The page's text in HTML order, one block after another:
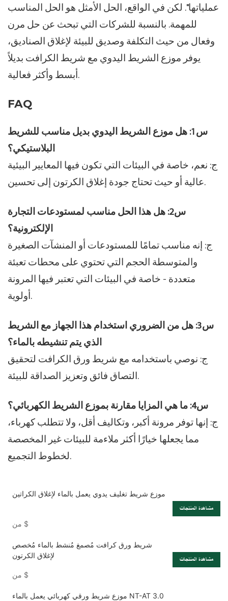
عملياتها". لكن في الواقع، الحل الأمثل هو الحل المناسب
للمهمة. بالنسبة للشركات التي تبحث عن حل مرن
وفعال من حيث التكلفة وصديق للبيئة لإغلاق الصناديق،
يوفر موزع الشريط اليدوي مع شريط الكرافت بديلاً
أبسط وأكثر فعالية.
FAQ
س1: هل موزع الشريط اليدوي بديل مناسب للشريط
البلاستيكي؟
ج: نعم، خاصة في البيئات التي تكون فيها المعايير البيئية
عالية أو حيث تحتاج جودة إغلاق الكرتون إلى تحسين.
س2: هل هذا الحل مناسب لمستودعات التجارة
الإلكترونية؟
ج: إنه مناسب تمامًا للمستودعات أو المنشآت الصغيرة
والمتوسطة الحجم التي تحتوي على محطات تعبئة
متعددة - خاصة في البيئات التي تعتبر فيها المرونة
أولوية.
س3: هل من الضروري استخدام هذا الجهاز مع الشريط
الذي يتم تنشيطه بالماء؟
ج: نوصي باستخدامه مع شريط ورق الكرافت لتحقيق
التصاق فائق وتعزيز الصداقة للبيئة.
س4: ما هي المزايا مقارنة بموزع الشريط الكهربائي؟
ج: إنها توفر مرونة أكبر، وتكاليف أقل، ولا تتطلب كهرباء،
مما يجعلها خيارًا أكثر ملاءمة للبيئات غير المخصصة
لخطوط التجميع.
موزع شريط تغليف يدوي يعمل بالماء لإغلاق الكراتين
$
مشاهدة المنتجات
شريط ورق كرافت مُصمغ مُنشط بالماء مُخصص
لإغلاق الكرتون
$
مشاهدة المنتجات
موزع شريط ورقي كهربائي يعمل بالماء NT-AT 3.0